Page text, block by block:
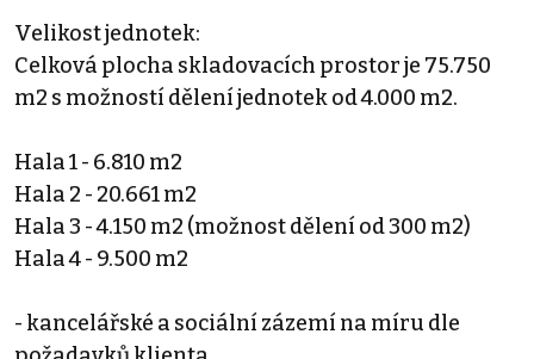
Velikost jednotek:
Celková plocha skladovacích prostor je 75.750
m2 s možností dělení jednotek od 4.000 m2.
Hala 1 - 6.810 m2
Hala 2 - 20.661 m2
Hala 3 - 4.150 m2 (možnost dělení od 300 m2)
Hala 4 - 9.500 m2
- kancelářské a sociální zázemí na míru dle